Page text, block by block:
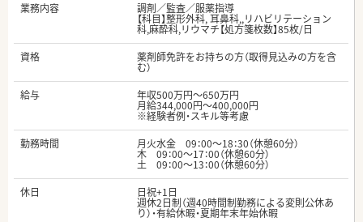
業務内容
調剤／監査／服薬指導
【科目】整形外科, 耳鼻科,,リハビリテーション
科,麻酔科,リウマチ【処方箋枚数】85枚/日
資格
薬剤師免許をお持ちの方（取得見込みの方を含
む）
給与
年収500万円～650万円
月給344,000円～400,000円
※経験者例・スキル等考慮
勤務時間
月火水金 09：00～18：30（休憩60分）
木 09：00～17：00（休憩60分）
土 09：00～13：00（休憩60分）
休日
日祝+1日
週休2日制（週40時間制勤務による変則公休あ
り）・有給休暇・夏期年末年始休暇